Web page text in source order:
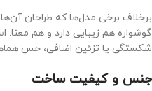
برخلاف برخی مدل‌ها که طراحان
گوشواره هم زیبایی دارد و هم معنا.
شکستگی یا تزئین اضافی، حس
جنس و کیفیت ساخت